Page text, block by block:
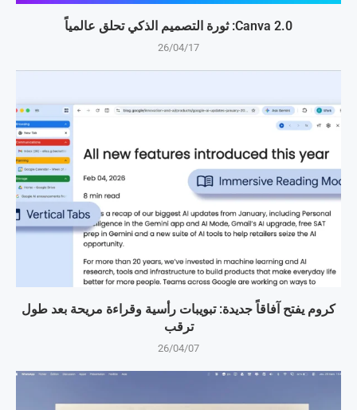
Canva 2.0: ثورة التصميم الذكي تحلق عالمياً
26/04/17
كروم يفتح آفاقاً جديدة: تبويبات رأسية وقراءة مريحة بعد طول
ترقب
26/04/07